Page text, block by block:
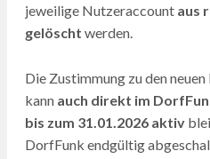
jeweilige Nutzeraccount aus
gelöscht werden.
Die Zustimmung zu den
kann auch direkt im
bis zum 31.01.2026 aktiv
DorfFunk endgültig